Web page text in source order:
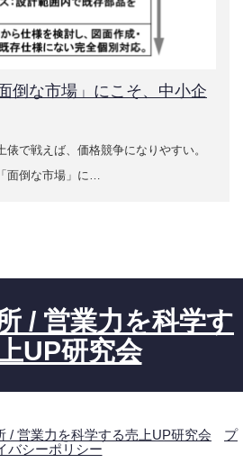
倒な市場」にこそ、中小企
で戦えば、価格競争になりやすい。
面倒な市場」に…
/ 営業力を科学す
UP研究会
/ 営業力を科学する売上UP研究会
プ
バシーポリシー
る営業力の見える化
る営業力強化事例